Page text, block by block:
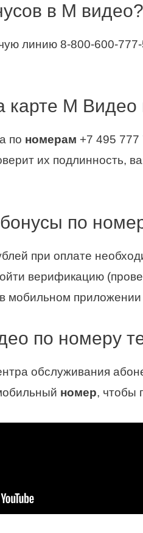
в М видео?
линию 8-800-600-
карте М
по номерам +7 495 777
их подлинность,
по
при оплате
верификацию
мобильном приложении
по номеру
обслуживания
номер, чтобы